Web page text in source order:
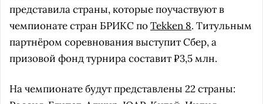
представила страны, которые поучаствуют в
чемпионате стран БРИКС поTekken 8. Титульным
партнёром соревнования выступит Сбер, а
призовой фонд турнира составит ₽3,5 млн.
На чемпионате будут представлены 22 страны: